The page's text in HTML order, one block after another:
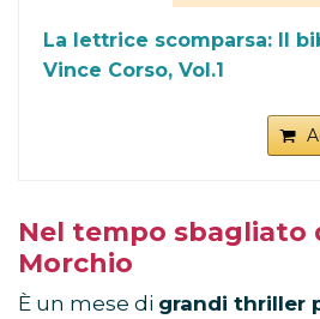
La lettrice scomparsa: Il
Vince Corso, Vol.1
Nel tempo sbagliato
Morchio
È un mese di grandi thriller